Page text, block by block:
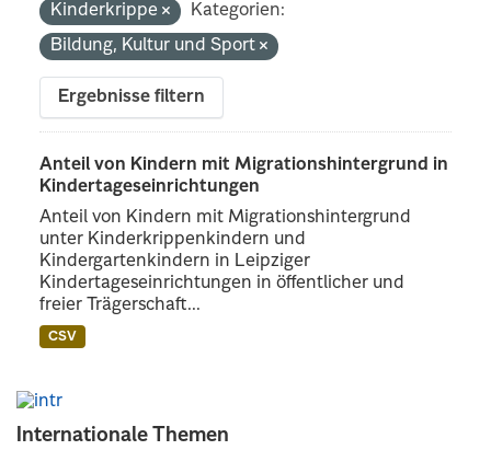
Internationale Themen
Kinderkrippe
Kategorien:
Bildung, Kultur und Sport
Ergebnisse filtern
Anteil von Kindern mit Migrationshintergrund in
Kindertageseinrichtungen
Anteil von Kindern mit Migrationshintergrund
unter Kinderkrippenkindern und
Kindergartenkindern in Leipziger
Kindertageseinrichtungen in öffentlicher und
freier Trägerschaft...
CSV